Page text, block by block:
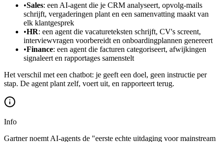
•Sales: een AI-agent die je CRM analyseert, opvolg-mails
schrijft, vergaderingen plant en een samenvatting maakt van
elk klantgesprek
•HR: een agent die vacatureteksten schrijft, CV's screent,
interviewvragen voorbereidt en onboardingplannen genereert
•Finance: een agent die facturen categoriseert, afwijkingen
signaleert en rapportages samenstelt
Het verschil met een chatbot: je geeft een doel, geen instructie per
stap. De agent plant zelf, voert uit, en rapporteert terug.
Info
Gartner noemt AI-agents de "eerste echte uitdaging voor mainstream